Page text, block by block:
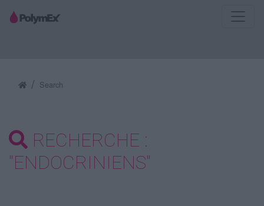
Search
RECHERCHE :
"ENDOCRINIENS"